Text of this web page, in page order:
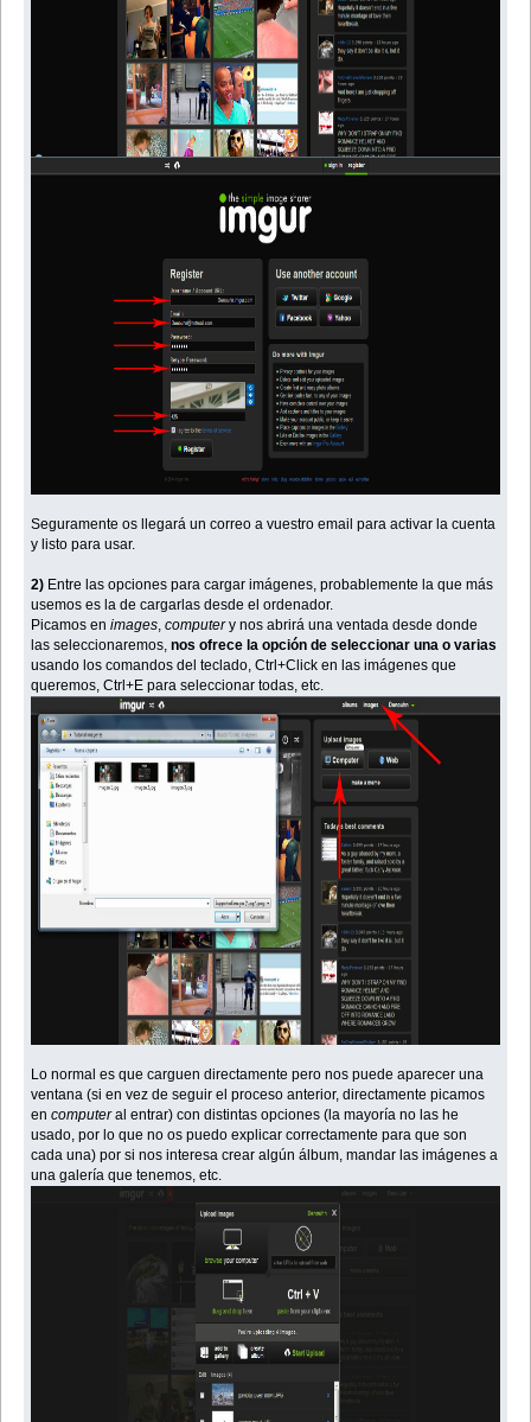
Seguramente os llegará un correo a vuestro email para activar la cuenta
y listo para usar.
2) Entre las opciones para cargar imágenes, probablemente la que más
usemos es la de cargarlas desde el ordenador.
Picamos enimages,computery nos abrirá una ventada desde donde
las seleccionaremos,nos ofrece la opción de seleccionar una o varias
usando los comandos del teclado, Ctrl+Click en las imágenes que
queremos, Ctrl+E para seleccionar todas, etc.
Lo normal es que carguen directamente pero nos puede aparecer una
ventana (si en vez de seguir el proceso anterior, directamente picamos
encomputeral entrar) con distintas opciones (la mayoría no las he
usado, por lo que no os puedo explicar correctamente para que son
cada una) por si nos interesa crear algún álbum, mandar las imágenes a
una galería que tenemos, etc.